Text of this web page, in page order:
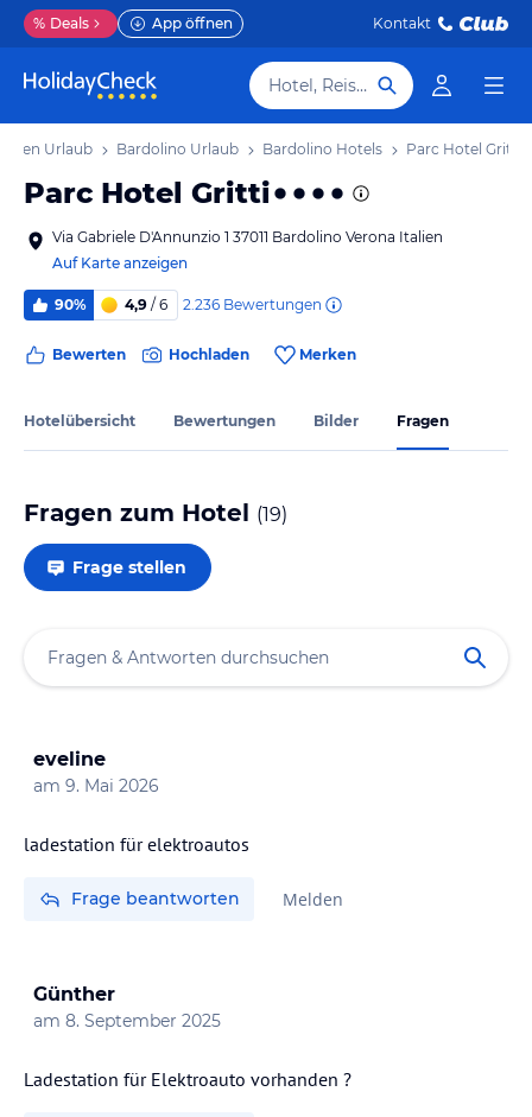
% Deals App öffnen Kontakt
Hotel, Reiseziel
Urlaub Bardolino Urlaub Bardolino Hotels Parc Hotel Gritti
Parc Hotel Gritti
Via Gabriele D'Annunzio 1 37011 Bardolino Verona Italien
Auf Karte anzeigen
90% 4,9 / 6 2.236 Bewertungen
Bewerten Hochladen Merken
Hotelübersicht Bewertungen Bilder Fragen
Fragen zum Hotel (19)
Frage stellen
eveline
am 9. Mai 2026
ladestation für elektroautos
Frage beantworten Melden
Günther
am 8. September 2025
Ladestation für Elektroauto vorhanden ?